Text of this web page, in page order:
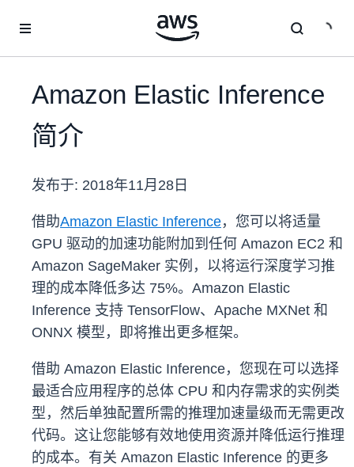
Amazon Elastic Inference
简介
发布于: 2018年11月28日
借助Amazon Elastic Inference，您可以将适量
GPU 驱动的加速功能附加到任何 Amazon EC2 和
Amazon SageMaker 实例，以将运行深度学习推
理的成本降低多达 75%。Amazon Elastic
Inference 支持 TensorFlow、Apache MXNet 和
ONNX 模型，即将推出更多框架。
借助 Amazon Elastic Inference，您现在可以选择
最适合应用程序的总体 CPU 和内存需求的实例类
型，然后单独配置所需的推理加速量级而无需更改
代码。这让您能够有效地使用资源并降低运行推理
的成本。有关 Amazon Elastic Inference 的更多